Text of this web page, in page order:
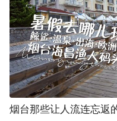
烟台那些让人流连忘返